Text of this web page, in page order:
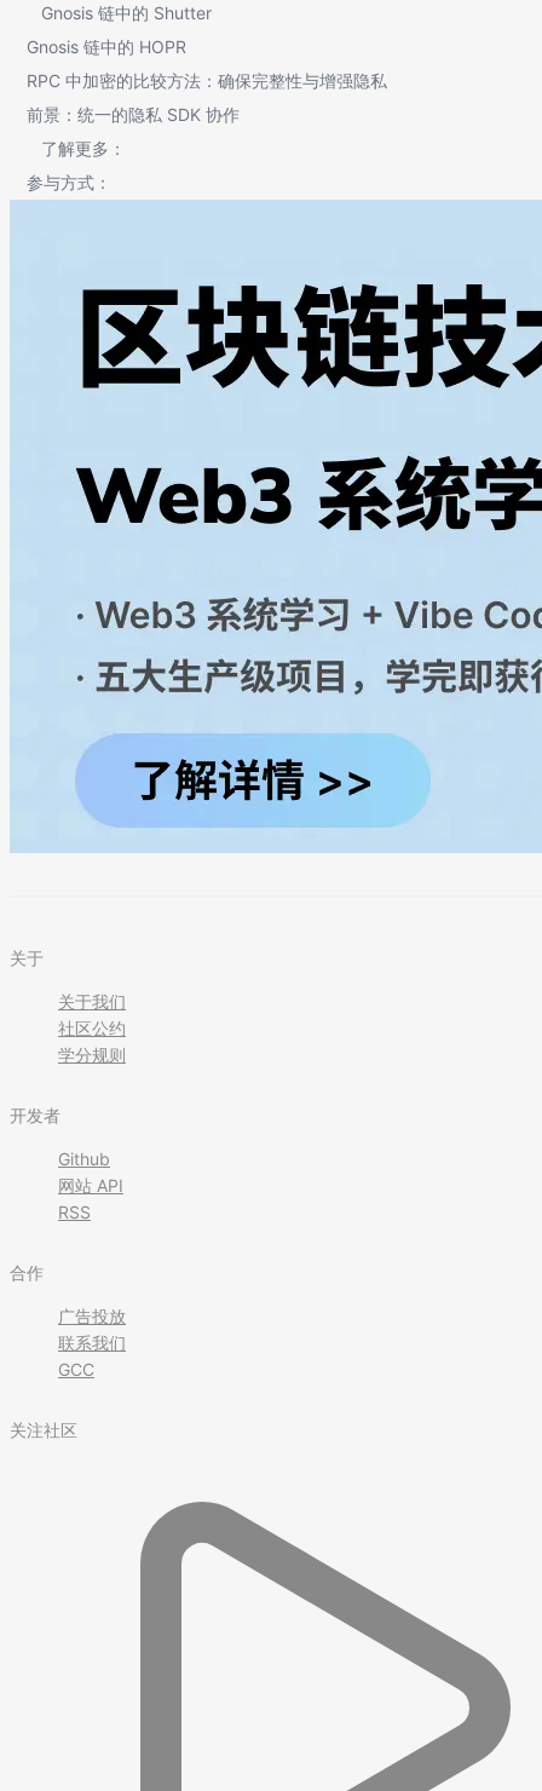
Gnosis 链中的 Shutter
Gnosis 链中的 HOPR
RPC 中加密的比较方法：确保完整性与增强隐私
前景：统一的隐私 SDK 协作
了解更多：
参与方式：
关于
关于我们
社区公约
学分规则
开发者
Github
网站 API
RSS
合作
广告投放
联系我们
GCC
关注社区